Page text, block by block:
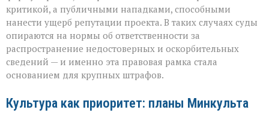
критикой, а публичными нападками, способными
нанести ущерб репутации проекта. В таких случаях суды
опираются на нормы об ответственности за
распространение недостоверных и оскорбительных
сведений — и именно эта правовая рамка стала
основанием для крупных штрафов.
Культура как приоритет: планы Минкульта